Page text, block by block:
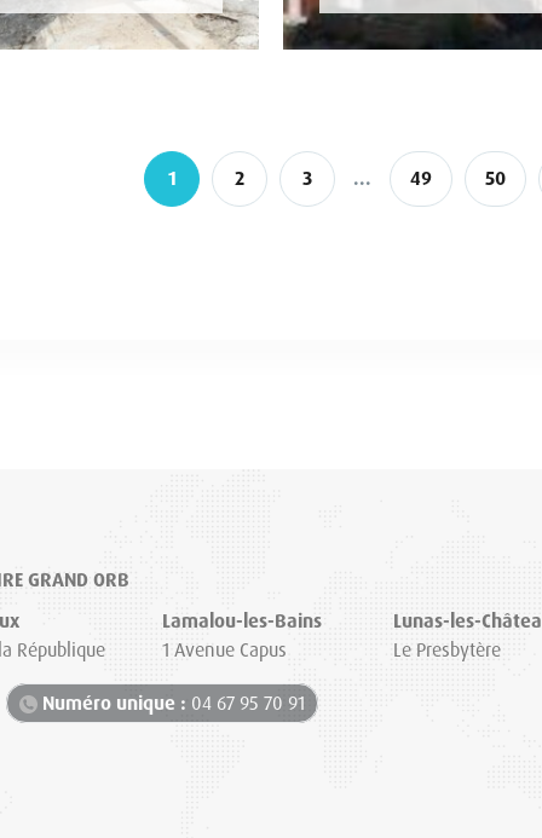
1 2 3 ... 49 50
GRAND ORB
République
Lamalou-les-Bains
1 Avenue Capus
Lunas-les-
Le Presbytère
Numéro unique : 04 67 95 70 91